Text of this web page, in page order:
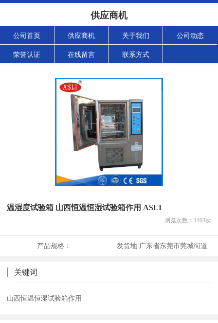
供应商机
公司首页 供应商机 关于我们 公司动态
荣誉认证 在线留言 联系方式
温湿度试验箱 山西恒温恒湿试验箱作用 ASLI
浏览次数： 1103次
产品规格： 发货地:广东省东莞市莞城街道
关键词
山西恒温恒湿试验箱作用